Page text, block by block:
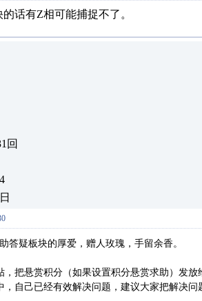
话有Z相可能捕捉不了。
回
答疑板块的厚爱，赠人玫瑰，手留余香。
，把悬赏积分（如果设置积分悬赏求助）发放
自己已经有效解决问题，建议大家把解决